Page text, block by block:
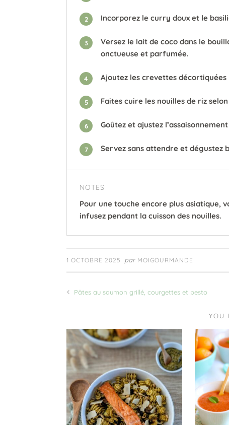
2 Incorporez le curry doux et le
3
Versez le lait de coco dans le
onctueuse et parfumée.
4 Ajoutez les crevettes décortiquées
5 Faites cuire les nouilles de riz
6 Goûtez et ajustez
7 Servez sans attendre et dégustez
NOTES
Pour une touche encore plus asiatique,
infusez pendant la cuisson des nouilles.
1 OCTOBRE 2025 par MOIGOURMANDE
Pâtes au saumon grillé, courgettes et pesto
YOU